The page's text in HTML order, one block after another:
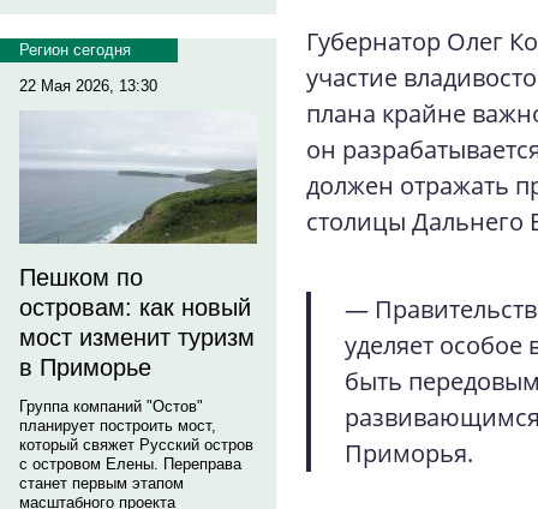
Регион сегодня
22 Мая 2026, 13:30
Пешком по
островам: как новый
мост изменит туризм
в Приморье
Группа компаний "Остов"
планирует построить мост,
который свяжет Русский остров
с островом Елены. Переправа
станет первым этапом
масштабного проекта
Губернатор Олег
участие
плана крайне
он
должен отражать
столицы Дальнего
—
уделяет
быть
Приморья.